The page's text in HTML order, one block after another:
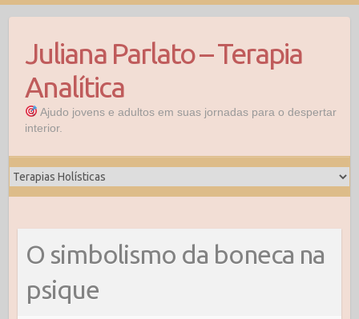
Juliana Parlato – Terapia
Analítica
Ajudo jovens e adultos em suas jornadas para o despertar
interior.
O simbolismo da boneca na
psique